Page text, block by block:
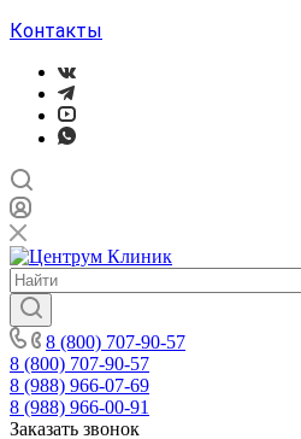
Контакты
8 (800) 707-90-57
8 (800) 707-90-57
8 (988) 966-07-69
8 (988) 966-00-91
Заказать звонок